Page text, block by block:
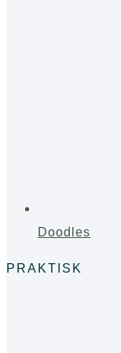
Doodles
PRAKTISK